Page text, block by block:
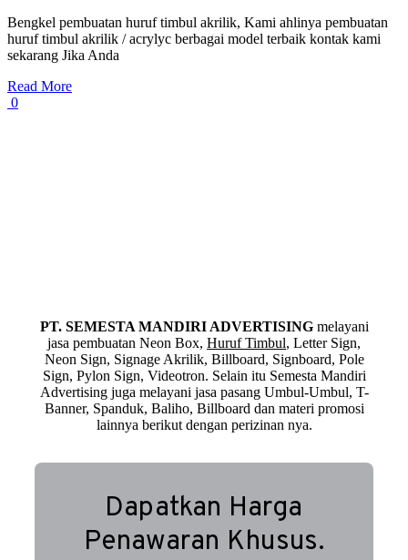
Bengkel pembuatan huruf timbul akrilik, Kami ahlinya pembuatan
huruf timbul akrilik / acrylyc berbagai model terbaik kontak kami
sekarang Jika Anda
Read More
0
PT. SEMESTA MANDIRI ADVERTISINGmelayani
jasa pembuatan Neon Box, Huruf Timbul, Letter Sign,
Neon Sign, Signage Akrilik, Billboard, Signboard, Pole
Sign, Pylon Sign, Videotron. Selain itu Semesta Mandiri
Advertising juga melayani jasa pasang Umbul-Umbul, T-
Banner, Spanduk, Baliho, Billboard dan materi promosi
lainnya berikut dengan perizinan nya.
Dapatkan Harga
Penawaran Khusus.